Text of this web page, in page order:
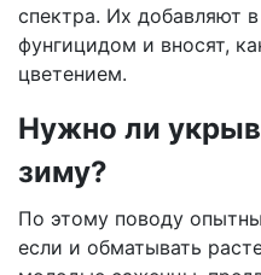
спектра. Их добавляют
фунгицидом и вносят,
цветением.
Нужно ли
зиму?
По этому поводу
если и обматывать